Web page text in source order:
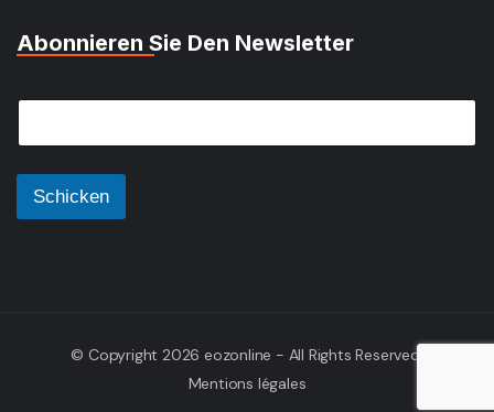
Abonnieren Sie Den Newsletter
E
a
i
*
Schicken
© Copyright 2026 eozonline - All Rights Reserved.
Mentions légales